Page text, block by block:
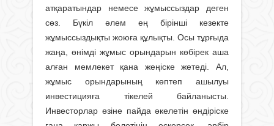
атқаратындар немесе жұмыссыздар деген
сөз. Бүкіл әлем ең бірінші кезекте
жұмыссыздықты жоюға құлықты. Осы тұрғыда
жаңа, өнімді жұмыс орындарын көбірек аша
алған мемлекет қана жеңіске жетеді. Ал,
жұмыс орындарының көптеп ашылуы
инвестицияға тікелей байланысты.
Инвесторлар өзіне пайда әкелетін өндіріске